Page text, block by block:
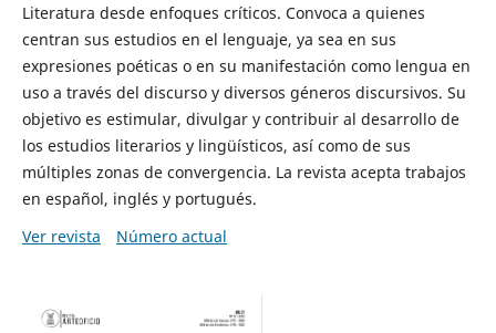
Literatura desde enfoques críticos. Convoca a quienes
centran sus estudios en el lenguaje, ya sea en sus
expresiones poéticas o en su manifestación como lengua en
uso a través del discurso y diversos géneros discursivos. Su
objetivo es estimular, divulgar y contribuir al desarrollo de
los estudios literarios y lingüísticos, así como de sus
múltiples zonas de convergencia. La revista acepta trabajos
en español, inglés y portugués.
Ver revista
Número actual